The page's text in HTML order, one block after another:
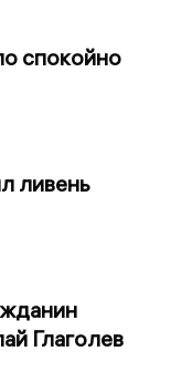
спокойно
ливень
Глаголев